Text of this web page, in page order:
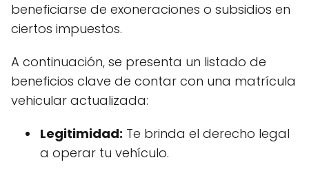
beneficiarse de exoneraciones o subsidios en
ciertos impuestos.
A continuación, se presenta un listado de
beneficios clave de contar con una matrícula
vehicular actualizada:
Legitimidad: Te brinda el derecho legal
a operar tu vehículo.